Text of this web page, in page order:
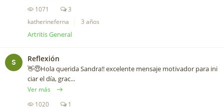
1071
3
katherineferna
3 años
Artritis General
S Reflexión
👋😇Hola querida Sandra!! excelente mensaje motivador para ini
ciar el día, grac...
Ver más
1020
1